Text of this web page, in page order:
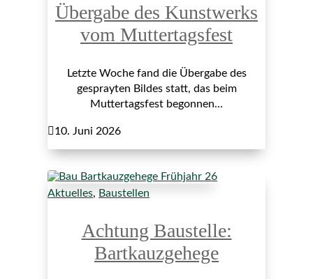
Übergabe des Kunstwerks
vom Muttertagsfest
Letzte Woche fand die Übergabe des
gesprayten Bildes statt, das beim
Muttertagsfest begonnen...
10. Juni 2026
Aktuelles, Baustellen
Achtung Baustelle:
Bartkauzgehege